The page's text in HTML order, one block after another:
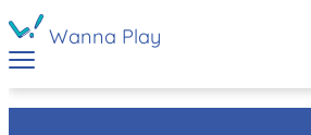
Wanna Play